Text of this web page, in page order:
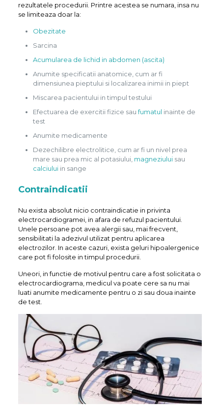
rezultatele procedurii. Printre acestea se numara, insa nu
se limiteaza doar la:
Obezitate
Sarcina
Acumularea de lichid in abdomen (ascita)
Anumite specificatii anatomice, cum ar fi
dimensiunea pieptului si localizarea inimii in piept
Miscarea pacientului in timpul testului
Efectuarea de exercitii fizice saufumatul inainte de
test
Anumite medicamente
Dezechilibre electrolitice, cum ar fi un nivel prea
mare sau prea mic al potasiului, magneziuluisau
calciuluiin sange
Contraindicatii
Nu exista absolut nicio contraindicatie in privinta
electrocardiogramei, in afara de refuzul pacientului.
Unele persoane pot avea alergii sau, mai frecvent,
sensibilitati la adezivul utilizat pentru aplicarea
electrozilor. In aceste cazuri, exista geluri hipoalergenice
care pot fi folosite in timpul procedurii.
Uneori, in functie de motivul pentru care a fost solicitata o
electrocardiograma, medicul va poate cere sa nu mai
luati anumite medicamente pentru o zi sau doua inainte
de test.